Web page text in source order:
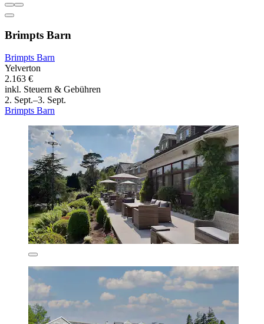
Brimpts Barn
Brimpts Barn
Yelverton
2.163 €
inkl. Steuern & Gebühren
2. Sept.–3. Sept.
Brimpts Barn